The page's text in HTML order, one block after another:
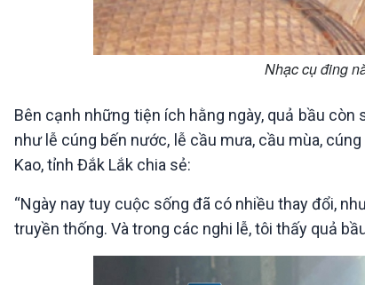
Nhạc cụ đing
Bên cạnh những tiện ích hằng ngày, quả bầu
như lễ cúng bến nước, lễ cầu mưa, cầu mùa,
Kao, tỉnh Đắk Lắk chia sẻ:
“Ngày nay tuy cuộc sống đã có nhiều thay đổi,
truyền thống. Và trong các nghi lễ, tôi thấy quả